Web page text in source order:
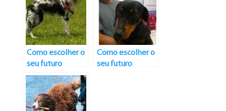
Toy
Como escolher o
seu futuro
melhor amigo?
Raças: Border
Collie
Como escolher o
seu futuro